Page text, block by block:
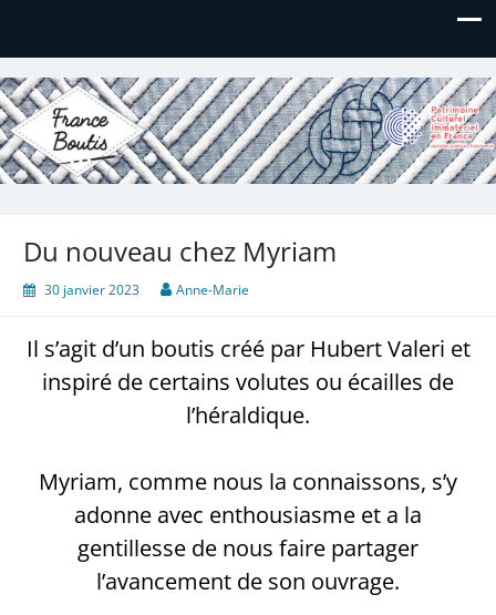
France Boutis
Le site de France Boutis
Du nouveau chez Myriam
30 janvier 2023 Anne-Marie
Il s’agit d’un boutis créé par Hubert Valeri et
inspiré de certains volutes ou écailles de
l’héraldique.
Myriam, comme nous la connaissons, s’y
adonne avec enthousiasme et a la
gentillesse de nous faire partager
l’avancement de son ouvrage.